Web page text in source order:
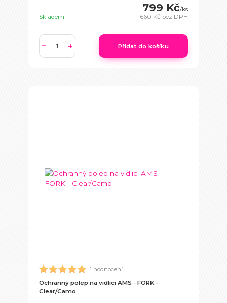
799 Kč/ks
660 Kč bez DPH
Skladem
Přidat do košíku
1 hodnocení
Ochranný polep na vidlici AMS - FORK -
Clear/Camo